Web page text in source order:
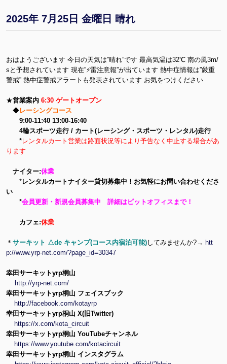
2025年 7月25日 金曜日 晴れ
おはようございます 今日の天気は”晴れ”です 最高気温は32℃ 南の風3m/
sと予想されています 現在”⚡雷注意報”が出ています 熱中症情報は”厳重
警戒” 熱中症警戒アラートも発表されています お気をつけください
★営業案内 6:30 ゲートオープン
◆レーシングコース
9:00-11:40 13:00-16:40
4輪スポーツ走行 / カート(レーシング・スポーツ・レンタル)走行
*レンタルカート営業は路面状況等により予告なく中止する場合があ
ります
ナイター:休業
*レンタルカートナイター貸切募集中！お気軽にお問い合わせくださ
い
*会員更新・新規会員募集中 詳細はピットオフィスまで！
カフェ:休業
＊ サーキット △de キャンプ(コース内宿泊可能)してみませんか?→ htt
p://www.yrp-net.com/?page_id=30347
幸田サーキットyrp桐山
http://yrp-net.com/
幸田サーキットyrp桐山 フェイスブック
http://facebook.com/kotayrp
幸田サーキットyrp桐山 X(旧Twitter)
https://x.com/kota_circuit
幸田サーキットyrp桐山 YouTubeチャンネル
https://www.youtube.com/kotacircuit
幸田サーキットyrp桐山 インスタグラム